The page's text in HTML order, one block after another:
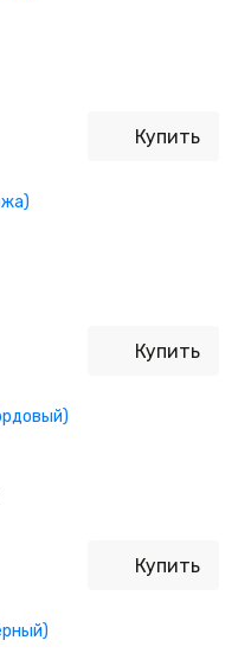
Купить
Купить
Купить